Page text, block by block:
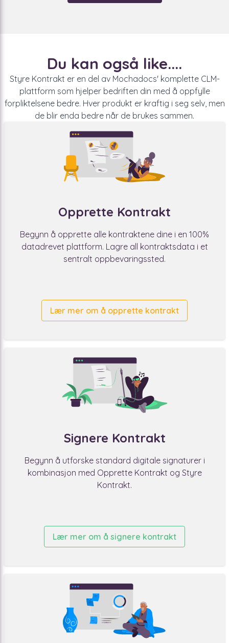
Du kan også like....
Styre Kontrakt er en del av Mochadocs' komplette CLM-
plattform som hjelper bedriften din med å oppfylle
forpliktelsene bedre. Hver produkt er kraftig i seg selv, men
de blir enda bedre når de brukes sammen.
Opprette Kontrakt
Begynn å opprette alle kontraktene dine i en 100%
datadrevet plattform. Lagre all kontraktsdata i et
sentralt oppbevaringssted.
Lær mer om å opprette kontrakt
Signere Kontrakt
Begynn å utforske standard digitale signaturer i
kombinasjon med Opprette Kontrakt og Styre
Kontrakt.
Lær mer om å signere kontrakt